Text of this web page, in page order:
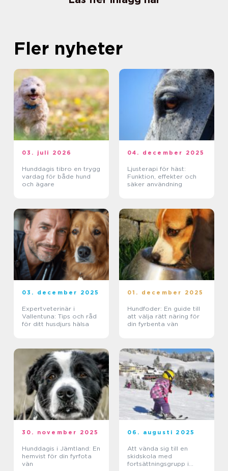
Fler nyheter
03. juli 2026
Hunddagis tibro en trygg
vardag för både hund
och ägare
04. december 2025
Ljusterapi för häst:
Funktion, effekter och
säker användning
03. december 2025
Expertveterinär i
Vallentuna: Tips och råd
för ditt husdjurs hälsa
01. december 2025
Hundfoder: En guide till
att välja rätt näring för
din fyrbenta vän
30. november 2025
Hunddagis i Jämtland: En
hemvist för din fyrfota
vän
06. augusti 2025
Att vända sig till en
skidskola med
fortsättningsgrupp i